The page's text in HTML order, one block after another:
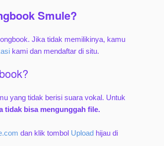
Smule?
Jika tidak memilikinya, kamu
kami dan mendaftar di situ.
yang tidak berisi suara vokal. Untuk
tidak bisa mengunggah file.
dan klik tombol Upload hijau di